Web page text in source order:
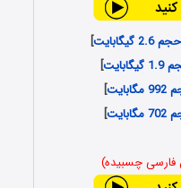
]
]
]
]
فارسی چسبیده)